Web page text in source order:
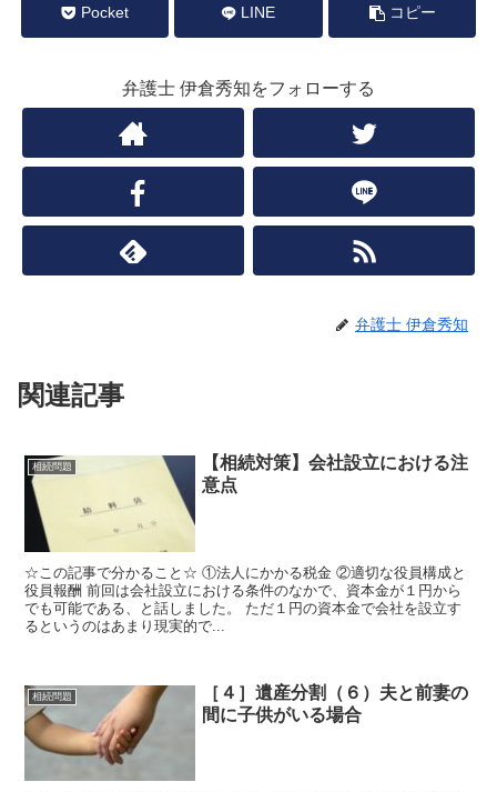
Pocket LINE コピー
弁護士 伊倉秀知をフォローする
弁護士 伊倉秀知
関連記事
相続問題
【相続対策】会社設立における注
意点
☆この記事で分かること☆ ①法人にかかる税金 ②適切な役員構成と
役員報酬 前回は会社設立における条件のなかで、資本金が１円から
でも可能である、と話しました。 ただ１円の資本金で会社を設立す
るというのはあまり現実的で...
相続問題
［４］遺産分割（６）夫と前妻の
間に子供がいる場合